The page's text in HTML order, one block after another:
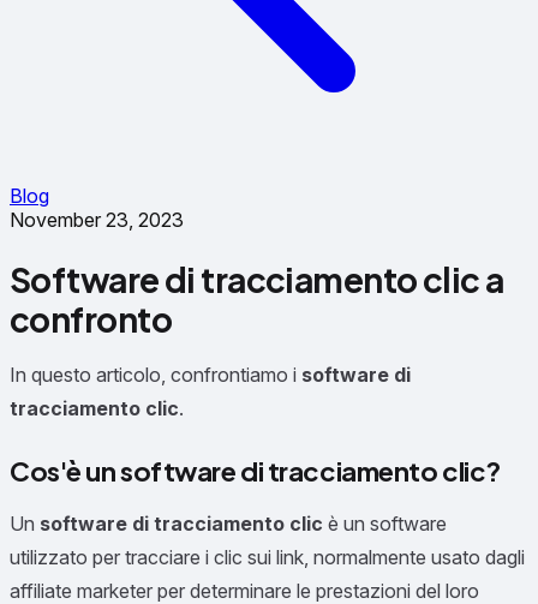
Blog
November 23, 2023
Software di tracciamento clic a
confronto
In questo articolo, confrontiamo i software di
tracciamento clic.
Cos'è un software di tracciamento clic?
Un software di tracciamento clic è un software
utilizzato per tracciare i clic sui link, normalmente usato dagli
affiliate marketer per determinare le prestazioni del loro